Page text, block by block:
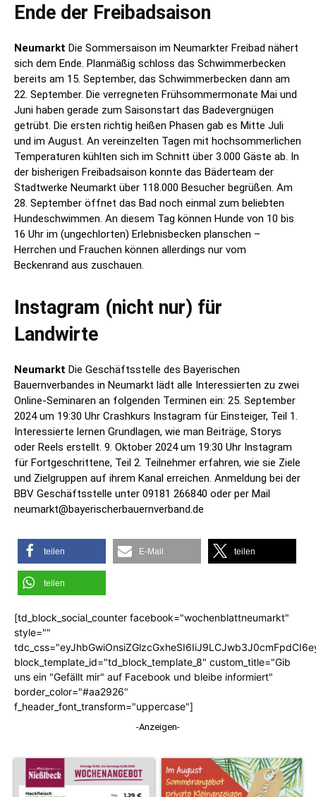
Ende der Freibadsaison
Neumarkt Die Sommersaison im Neumarkter Freibad nähert
sich dem Ende. Planmäßig schloss das Schwimmerbecken
bereits am 15. September, das Schwimmerbecken dann am
22. September. Die verregneten Frühsommermonate Mai und
Juni haben gerade zum Saisonstart das Badevergnügen
getrübt. Die ersten richtig heißen Phasen gab es Mitte Juli
und im August. An vereinzelten Tagen mit hochsommerlichen
Temperaturen kühlten sich im Schnitt über 3.000 Gäste ab. In
der bisherigen Freibadsaison konnte das Bäderteam der
Stadtwerke Neumarkt über 118.000 Besucher begrüßen. Am
28. September öffnet das Bad noch einmal zum beliebten
Hundeschwimmen. An diesem Tag können Hunde von 10 bis
16 Uhr im (ungechlorten) Erlebnisbecken planschen –
Herrchen und Frauchen können allerdings nur vom
Beckenrand aus zuschauen.
Instagram (nicht nur) für
Landwirte
Neumarkt Die Geschäftsstelle des Bayerischen
Bauernverbandes in Neumarkt lädt alle Interessierten zu zwei
Online-Seminaren an folgenden Terminen ein: 25. September
2024 um 19:30 Uhr Crashkurs Instagram für Einsteiger, Teil 1.
Interessierte lernen Grundlagen, wie man Beiträge, Storys
oder Reels erstellt. 9. Oktober 2024 um 19:30 Uhr Instagram
für Fortgeschrittene, Teil 2. Teilnehmer erfahren, wie sie Ziele
und Zielgruppen auf ihrem Kanal erreichen. Anmeldung bei der
BBV Geschäftsstelle unter 09181 266840 oder per Mail
neumarkt@bayerischerbauernverband.de
teilen E-Mail teilen
teilen
[td_block_social_counter facebook="wochenblattneumarkt"
style=""
block_template_id="td_block_template_8" custom_title="Gib
uns ein "Gefällt mir" auf Facebook und bleibe informiert"
border_color="#aa2926"
f_header_font_transform="uppercase"]
-Anzeigen-